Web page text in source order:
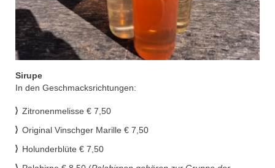
Sirupe
In den Geschmacksrichtungen:
Zitronenmelisse € 7,50
Original Vinschger Marille € 7,50
Holunderblüte € 7,50